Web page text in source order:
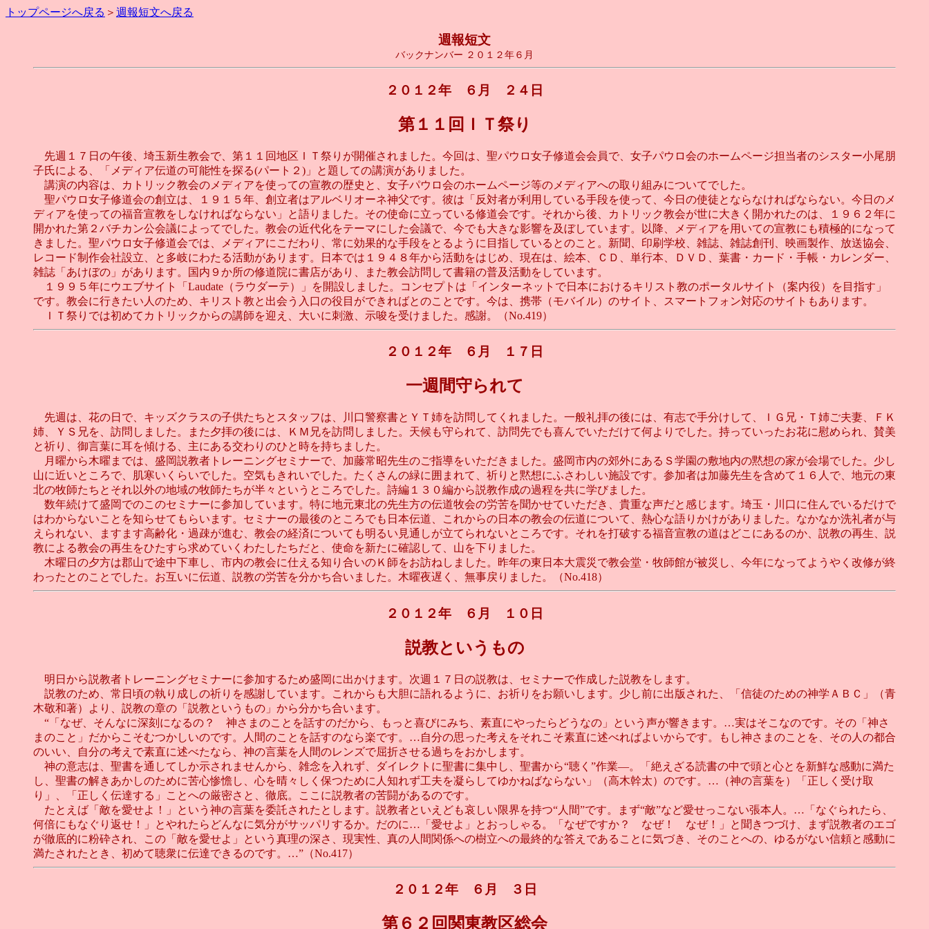
トップページへ戻る ＞ 週報短文へ戻る
週報短文
バックナンバー ２０１２年６月
２０１２年 ６月 ２４日
第１１回ＩＴ祭り
先週１７日の午後、埼玉新生教会で、第１１回地区ＩＴ祭りが開催されました。今回は、聖パウロ女子修道会会員で、女子パウロ会のホームページ担当者のシスター小尾朋
子氏による、「メディア伝道の可能性を探る(パート２)」と題しての講演がありました。
講演の内容は、カトリック教会のメディアを使っての宣教の歴史と、女子パウロ会のホームページ等のメディアへの取り組みについてでした。
聖パウロ女子修道会の創立は、１９１５年、創立者はアルベリオーネ神父です。彼は「反対者が利用している手段を使って、今日の使徒とならなければならない。今日のメ
ディアを使っての福音宣教をしなければならない」と語りました。その使命に立っている修道会です。それから後、カトリック教会が世に大きく開かれたのは、１９６２年に
開かれた第２バチカン公会議によってでした。教会の近代化をテーマにした会議で、今でも大きな影響を及ぼしています。以降、メディアを用いての宣教にも積極的になって
きました。聖パウロ女子修道会では、メディアにこだわり、常に効果的な手段をとるように目指しているとのこと。新聞、印刷学校、雑誌、雑誌創刊、映画製作、放送協会、
レコード制作会社設立、と多岐にわたる活動があります。日本では１９４８年から活動をはじめ、現在は、絵本、ＣＤ、単行本、ＤＶＤ、葉書・カード・手帳・カレンダー、
雑誌「あけぼの」があります。国内９か所の修道院に書店があり、また教会訪問して書籍の普及活動をしています。
１９９５年にウエブサイト「Laudate（ラウダーテ）」を開設しました。コンセプトは「インターネットで日本におけるキリスト教のポータルサイト（案内役）を目指す」
です。教会に行きたい人のため、キリスト教と出会う入口の役目ができればとのことです。今は、携帯（モバイル）のサイト、スマートフォン対応のサイトもあります。
ＩＴ祭りでは初めてカトリックからの講師を迎え、大いに刺激、示唆を受けました。感謝。（No.419）
２０１２年 ６月 １７日
一週間守られて
先週は、花の日で、キッズクラスの子供たちとスタッフは、川口警察書とＹＴ姉を訪問してくれました。一般礼拝の後には、有志で手分けして、ＩＧ兄・Ｔ姉ご夫妻、ＦＫ
姉、ＹＳ兄を、訪問しました。また夕拝の後には、ＫＭ兄を訪問しました。天候も守られて、訪問先でも喜んでいただけて何よりでした。持っていったお花に慰められ、賛美
と祈り、御言葉に耳を傾ける、主にある交わりのひと時を持ちました。
月曜から木曜までは、盛岡説教者トレーニングセミナーで、加藤常昭先生のご指導をいただきました。盛岡市内の郊外にあるＳ学園の敷地内の黙想の家が会場でした。少し
山に近いところで、肌寒いくらいでした。空気もきれいでした。たくさんの緑に囲まれて、祈りと黙想にふさわしい施設です。参加者は加藤先生を含めて１６人で、地元の東
北の牧師たちとそれ以外の地域の牧師たちが半々というところでした。詩編１３０編から説教作成の過程を共に学びました。
数年続けて盛岡でのこのセミナーに参加しています。特に地元東北の先生方の伝道牧会の労苦を聞かせていただき、貴重な声だと感じます。埼玉・川口に住んでいるだけで
はわからないことを知らせてもらいます。セミナーの最後のところでも日本伝道、これからの日本の教会の伝道について、熱心な語りかけがありました。なかなか洗礼者が与
えられない、ますます高齢化・過疎が進む、教会の経済についても明るい見通しが立てられないところです。それを打破する福音宣教の道はどこにあるのか、説教の再生、説
教による教会の再生をひたすら求めていくわたしたちだと、使命を新たに確認して、山を下りました。
木曜日の夕方は郡山で途中下車し、市内の教会に仕える知り合いのＫ師をお訪ねしました。昨年の東日本大震災で教会堂・牧師館が被災し、今年になってようやく改修が終
わったとのことでした。お互いに伝道、説教の労苦を分かち合いました。木曜夜遅く、無事戻りました。（No.418）
２０１２年 ６月 １０日
説教というもの
明日から説教者トレーニングセミナーに参加するため盛岡に出かけます。次週１７日の説教は、セミナーで作成した説教をします。
説教のため、常日頃の執り成しの祈りを感謝しています。これからも大胆に語れるように、お祈りをお願いします。少し前に出版された、「信徒のための神学ＡＢＣ」（青
木敬和著）より、説教の章の「説教というもの」から分かち合います。
“「なぜ、そんなに深刻になるの？ 神さまのことを話すのだから、もっと喜びにみち、素直にやったらどうなの」という声が響きます。…実はそこなのです。その「神さ
まのこと」だからこそむつかしいのです。人間のことを話すのなら楽です。…自分の思った考えをそれこそ素直に述べればよいからです。もし神さまのことを、その人の都合
のいい、自分の考えで素直に述べたなら、神の言葉を人間のレンズで屈折させる過ちをおかします。
神の意志は、聖書を通してしか示されませんから、雑念を入れず、ダイレクトに聖書に集中し、聖書から“聴く”作業―。「絶えざる読書の中で頭と心とを新鮮な感動に満た
し、聖書の解きあかしのために苦心惨憺し、心を晴々しく保つために人知れず工夫を凝らしてゆかねばならない」（高木幹太）のです。…（神の言葉を）「正しく受け取
り」、「正しく伝達する」ことへの厳密さと、徹底。ここに説教者の苦闘があるのです。
たとえば「敵を愛せよ！」という神の言葉を委託されたとします。説教者といえども哀しい限界を持つ“人間”です。まず“敵”など愛せっこない張本人。…「なぐられたら、
何倍にもなぐり返せ！」とやれたらどんなに気分がサッパリするか。だのに…「愛せよ」とおっしゃる。「なぜですか？ なぜ！ なぜ！」と聞きつづけ、まず説教者のエゴ
が徹底的に粉砕され、この「敵を愛せよ」という真理の深さ、現実性、真の人間関係への樹立への最終的な答えであることに気づき、そのことへの、ゆるがない信頼と感動に
満たされたとき、初めて聴衆に伝達できるのです。…”（No.417）
２０１２年 ６月 ３日
第６２回関東教区総会